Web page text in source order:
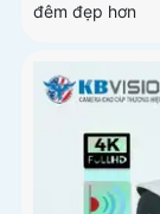
đêm đẹp hơn